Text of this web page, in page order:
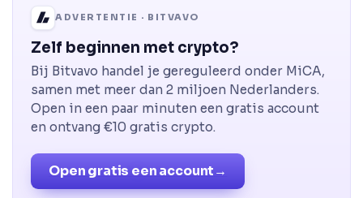
ADVERTENTIE · BITVAVO
Zelf beginnen met crypto?
Bij Bitvavo handel je gereguleerd onder MiCA,
samen met meer dan 2 miljoen Nederlanders.
Open in een paar minuten een gratis account
en ontvang €10 gratis crypto.
Open gratis een account→